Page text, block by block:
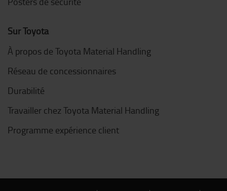
Sur Toyota
À propos de Toyota Material Handling
Réseau de concessionnaires
Durabilité
Travailler chez Toyota Material Handling
Programme expérience client